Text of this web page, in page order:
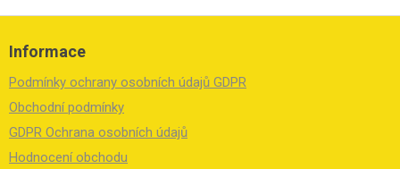
Z
Informace
Podmínky ochrany osobních údajů GDPR
Obchodní podmínky
GDPR Ochrana osobních údajů
Hodnocení obchodu